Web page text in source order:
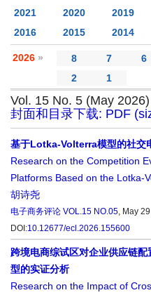
2021
2020 2019
2016
2015 2014
2026 » 8 7 6
2
1
Vol. 15 No. 5 (May 2026)
封面和目录下载: PDF
基于Lotka-Volterra模型的社交
Research on the Competition
Platforms Based on the Lotka-
胡诗尧
电子商务评论 VOL.15 NO.05, May
DOI:10.12677/ecl.2026.155600
跨境电商综试区对企业供应链
型的实证分析
Research on the Impact of